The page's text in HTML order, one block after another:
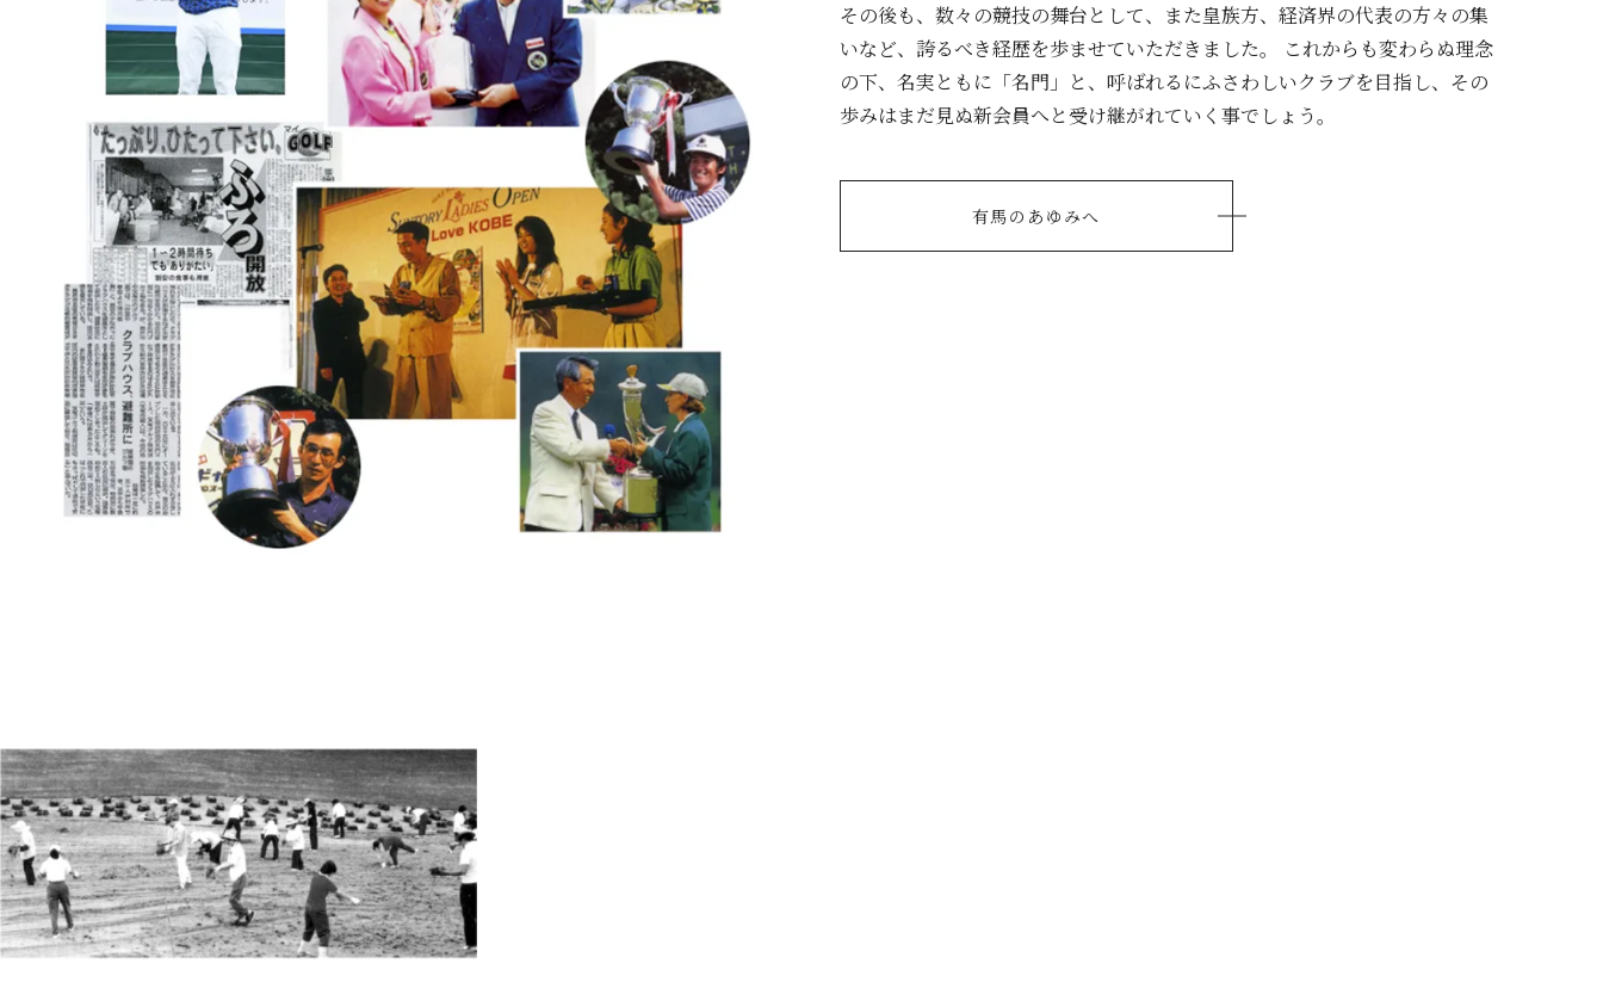
その後も、数々の競技の舞台として、また皇族方、経済界の代表の方々の集
いなど、誇るべき経歴を歩ませていただきました。 これからも変わらぬ理念
の下、名実ともに「名門」と、呼ばれるにふさわしいクラブを目指し、その
歩みはまだ見ぬ新会員へと受け継がれていく事でしょう。
有馬のあゆみへ